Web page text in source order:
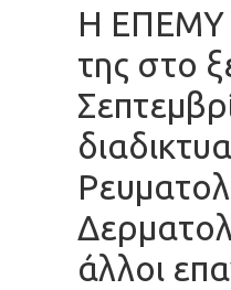
Η ΕΠΕΜΥ
της στο
άλλοι